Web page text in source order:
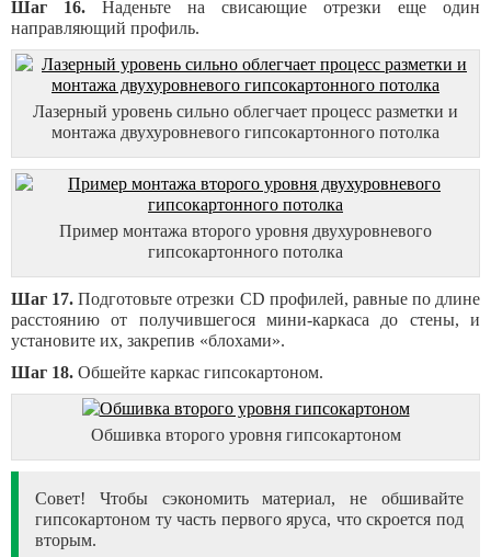
Шаг 16. Наденьте на свисающие отрезки еще один
направляющий профиль.
Лазерный уровень сильно облегчает процесс разметки и
монтажа двухуровневого гипсокартонного потолка
Пример монтажа второго уровня двухуровневого
гипсокартонного потолка
Шаг 17. Подготовьте отрезки CD профилей, равные по длине
расстоянию от получившегося мини-каркаса до стены, и
установите их, закрепив «блохами».
Шаг 18. Обшейте каркас гипсокартоном.
Обшивка второго уровня гипсокартоном
Совет! Чтобы сэкономить материал, не обшивайте
гипсокартоном ту часть первого яруса, что скроется под
вторым.